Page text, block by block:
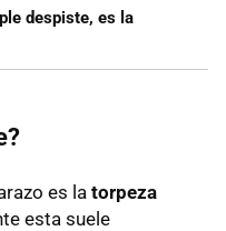
despiste, es la
es la torpeza
esta suele